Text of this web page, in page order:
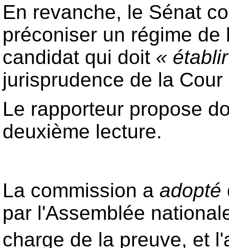
En revanche, le Sénat
préconiser un régime
candidat qui doit «
jurisprudence de la
Le rapporteur propose
deuxième lecture.
La commission a adopté
par l'Assemblée
charge de la preuve, et